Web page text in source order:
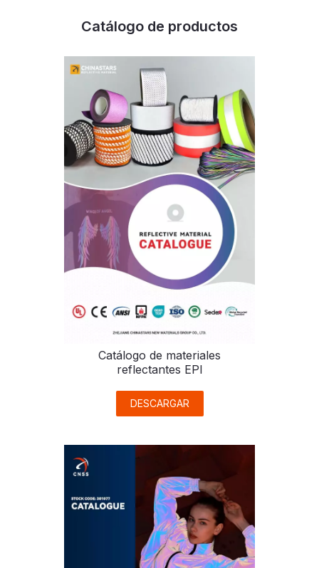
Catálogo de productos
Catálogo de materiales
reflectantes EPI
DESCARGAR